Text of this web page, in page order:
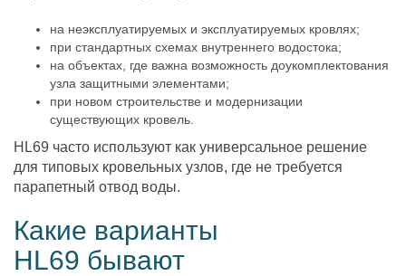
на неэксплуатируемых и эксплуатируемых кровлях;
при стандартных схемах внутреннего водостока;
на объектах, где важна возможность доукомплектования
узла защитными элементами;
при новом строительстве и модернизации
существующих кровель.
HL69 часто используют как универсальное решение
для типовых кровельных узлов, где не требуется
парапетный отвод воды.
Какие варианты
HL69 бывают